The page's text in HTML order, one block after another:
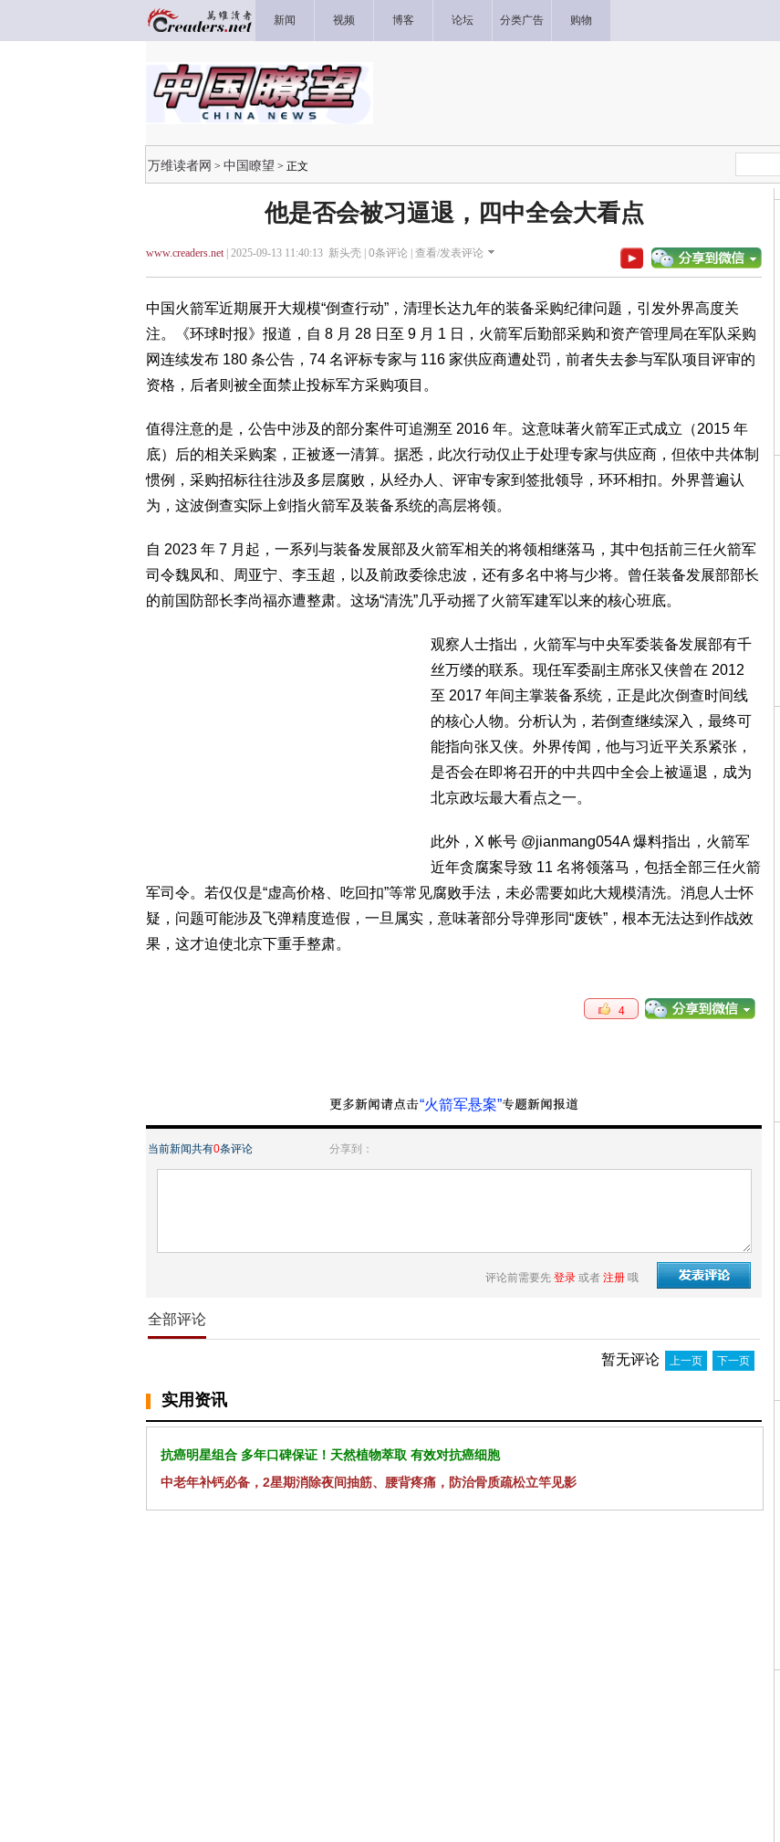
新闻 视频 博客 论坛 分类广告 购物
万维读者网 > 中国瞭望 > 正文
他是否会被习逼退，四中全会大看点
www.creaders.net| 2025-09-13 11:40:13 新头壳 | 0条评论 | 查看/发表评论
中国火箭军近期展开大规模“倒查行动”，清理长达九年的装备采购纪律问题，引发外界高度关
注。《环球时报》报道，自 8 月 28 日至 9 月 1 日，火箭军后勤部采购和资产管理局在军队采购
网连续发布 180 条公告，74 名评标专家与 116 家供应商遭处罚，前者失去参与军队项目评审的
资格，后者则被全面禁止投标军方采购项目。
值得注意的是，公告中涉及的部分案件可追溯至 2016 年。这意味著火箭军正式成立（2015 年
底）后的相关采购案，正被逐一清算。据悉，此次行动仅止于处理专家与供应商，但依中共体制
惯例，采购招标往往涉及多层腐败，从经办人、评审专家到签批领导，环环相扣。外界普遍认
为，这波倒查实际上剑指火箭军及装备系统的高层将领。
自 2023 年 7 月起，一系列与装备发展部及火箭军相关的将领相继落马，其中包括前三任火箭军
司令魏凤和、周亚宁、李玉超，以及前政委徐忠波，还有多名中将与少将。曾任装备发展部部长
的前国防部长李尚福亦遭整肃。这场“清洗”几乎动摇了火箭军建军以来的核心班底。
观察人士指出，火箭军与中央军委装备发展部有千
丝万缕的联系。现任军委副主席张又侠曾在 2012
至 2017 年间主掌装备系统，正是此次倒查时间线
的核心人物。分析认为，若倒查继续深入，最终可
能指向张又侠。外界传闻，他与习近平关系紧张，
是否会在即将召开的中共四中全会上被逼退，成为
北京政坛最大看点之一。
此外，X 帐号 @jianmang054A 爆料指出，火箭军
近年贪腐案导致 11 名将领落马，包括全部三任火箭
军司令。若仅仅是“虚高价格、吃回扣”等常见腐败手法，未必需要如此大规模清洗。消息人士怀
疑，问题可能涉及飞弹精度造假，一旦属实，意味著部分导弹形同“废铁”，根本无法达到作战效
果，这才迫使北京下重手整肃。
4
“火箭军悬案”
当前新闻共有0条评论 分享到：
评论前需要先 登录 或者 注册 哦
全部评论
暂无评论 上一页 下一页
实用资讯
抗癌明星组合 多年口碑保证！天然植物萃取 有效对抗癌细胞
中老年补钙必备，2星期消除夜间抽筋、腰背疼痛，防治骨质疏松立竿见影